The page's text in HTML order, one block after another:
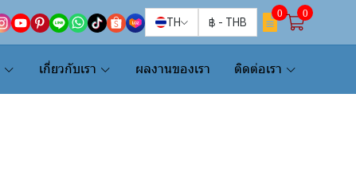
TH ฿ - THB
0 0
เกี่ยวกับเรา ผลงานของเรา ติดต่อเรา